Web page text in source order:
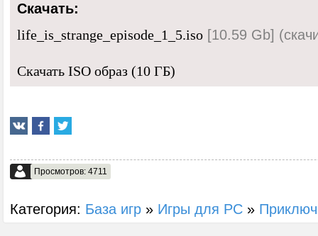
Скачать:
life_is_strange_episode_1_5.iso [10.59 Gb]
Скачать ISO образ (10 ГБ)
Просмотров: 4711
Категория: База игр » Игры для PC »